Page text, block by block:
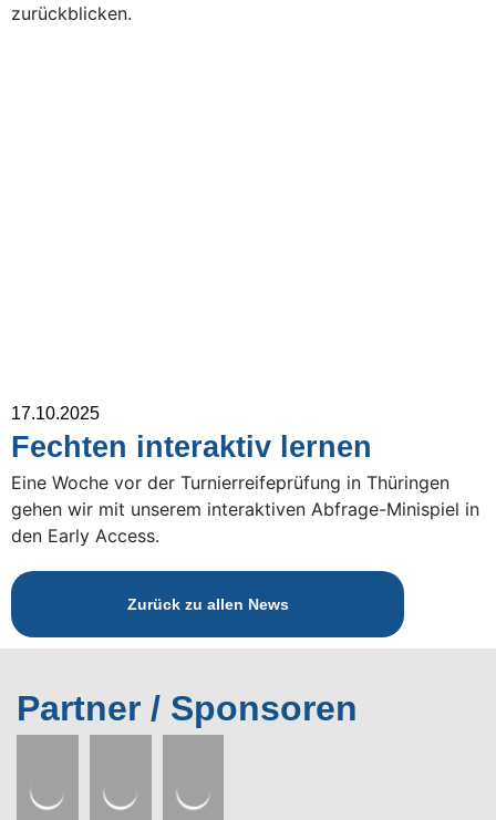
zurückblicken.
17.10.2025
Fechten interaktiv lernen
Eine Woche vor der Turnierreifeprüfung in Thüringen
gehen wir mit unserem interaktiven Abfrage-Minispiel in
den Early Access.
Zurück zu allen News
Partner / Sponsoren